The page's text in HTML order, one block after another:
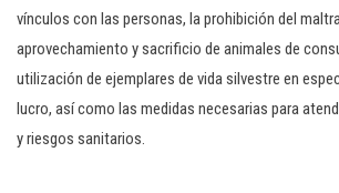
vínculos con las personas, la prohibición del
aprovechamiento y sacrificio de animales de
utilización de ejemplares de vida silvestre en
lucro, así como las medidas necesarias para
y riesgos sanitarios.